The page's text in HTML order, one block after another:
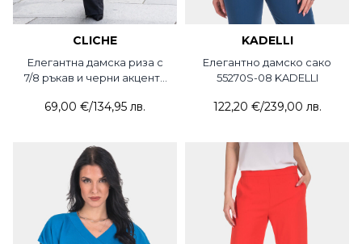
CLICHE
Елегантна дамска риза с
7/8 ръкав и черни акценти
69,00 €/134,95 лв.
KADELLI
Елегантно дамско сако
55270S-08 KADELLI
122,20 €/239,00 лв.